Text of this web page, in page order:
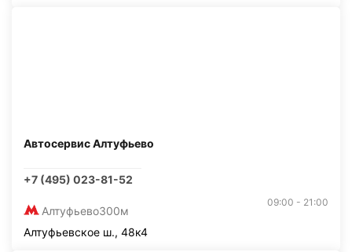
Автосервис Алтуфьево
+7 (495) 023-81-52
Алтуфьево300м
09:00 - 21:00
Алтуфьевское ш., 48к4